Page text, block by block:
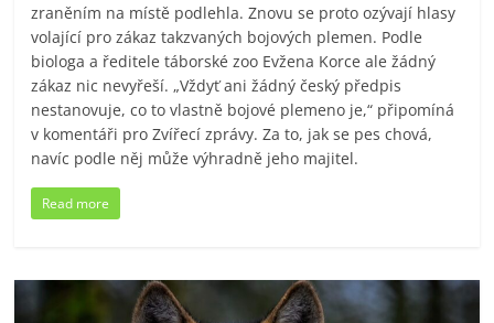
zraněním na místě podlehla. Znovu se proto ozývají hlasy
volající pro zákaz takzvaných bojových plemen. Podle
biologa a ředitele táborské zoo Evžena Korce ale žádný
zákaz nic nevyřeší. „Vždyť ani žádný český předpis
nestanovuje, co to vlastně bojové plemeno je,“ připomíná
v komentáři pro Zvířecí zprávy. Za to, jak se pes chová,
navíc podle něj může výhradně jeho majitel.
Read more